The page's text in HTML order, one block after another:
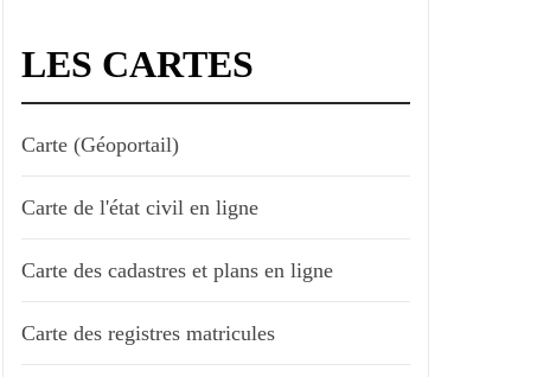
LES CARTES
Carte (Géoportail)
Carte de l'état civil en ligne
Carte des cadastres et plans en ligne
Carte des registres matricules